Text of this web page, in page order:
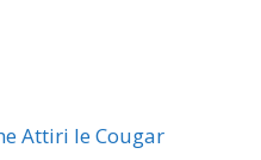
Attiri le Cougar